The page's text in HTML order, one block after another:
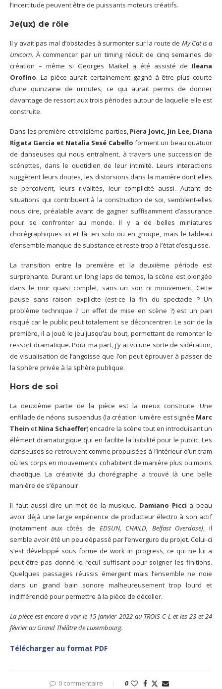
l’incertitude peuvent être de puissants moteurs créatifs.
Je(ux) de rôle
Il y avait pas mal d’obstacles à surmonter sur la route de My Cat is a
Unicorn. À commencer par un timing réduit de cinq semaines de
création – même si Georges Maikel a été assisté de Ileana
Orofino. La pièce aurait certainement gagné à être plus courte
d’une quinzaine de minutes, ce qui aurait permis de donner
davantage de ressort aux trois périodes autour de laquelle elle est
construite.
Dans les première et troisième parties, Piera Jovic, Jin Lee, Diana
Rigata Garcia et Natalia Sesé Cabello forment un beau quatuor
de danseuses qui nous entraînent, à travers une succession de
scénettes, dans le quotidien de leur intimité. Leurs interactions
suggèrent leurs doutes, les distorsions dans la manière dont elles
se perçoivent, leurs rivalités, leur complicité aussi. Autant de
situations qui contribuent à la construction de soi, semblent-elles
nous dire, préalable avant de gagner suffisamment d’assurance
pour se confronter au monde. Il y a de belles miniatures
chorégraphiques ici et là, en solo ou en groupe, mais le tableau
d’ensemble manque de substance et reste trop à l’état d’esquisse.
La transition entre la première et la deuxième période est
surprenante. Durant un long laps de temps, la scène est plongée
dans le noir quasi complet, sans un son ni mouvement. Cette
pause sans raison explicite (est-ce la fin du spectacle ? Un
problème technique ? Un effet de mise en scène ?) est un pari
risqué car le public peut totalement se déconcentrer. Le soir de la
première, il a joué le jeu jusqu’au bout, permettant de remonter le
ressort dramatique. Pour ma part, j’y ai vu une sorte de sidération,
de visualisation de l’angoisse que l’on peut éprouver à passer de
la sphère privée à la sphère publique.
Hors de soi
La deuxième partie de la pièce est la mieux construite. Une
enfilade de néons suspendus (la création lumière est signée Marc
Thein et Nina Schaeffer) encadre la scène tout en introduisant un
élément dramaturgique qui en facilite la lisibilité pour le public. Les
danseuses se retrouvent comme propulsées à l’intérieur d’un tram
où les corps en mouvements cohabitent de manière plus ou moins
chaotique. La créativité du chorégraphe a trouvé là une belle
manière de s’épanouir.
Il faut aussi dire un mot de la musique. Damiano Picci a beau
avoir déjà une large expérience de producteur électro à son actif
(notamment aux côtés de EDSUN, CHAiLD, Belfast Overdose), il
semble avoir été un peu dépassé par l’envergure du projet. Celui-ci
s’est développé sous forme de work in progress, ce qui ne lui a
peut-être pas donné le recul suffisant pour soigner les finitions.
Quelques passages réussis émergent mais l’ensemble ne noie
dans un grand bain sonore malheureusement trop lourd et
indifférencié pour permettre à la pièce de décoller.
La pièce est encore à voir le 15 janvier 2022 au TROIS C-L et les 23 et 24
février au Grand Théâtre de Luxembourg.
Télécharger au format PDF
0 commentaire 0